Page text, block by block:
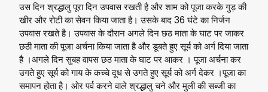
उस दिन श्रद्धालु पूरा दिन उपवास रखती है और शाम को पूजा करके गुड़ की
खीर और रोटी का सेवन किया जाता है। उसके बाद 36 घंटे का निर्जन
उपवास रखते है। उपवास के दौरान अगले दिन छठ माता के घाट पर जाकर
छठी माता की पूजा अर्चना किया जाता है और डूबते हुए सूर्य को अर्ग दिया जाता
है ।अगले दिन सुबह वापस छठ माता के घाट पर आकर । पूजा अर्चना कर
उगते हुए सूर्य को गाय के कच्चे दूध से उगते हुए सूर्य को अर्ग देकर ।पूजा का
समापन होता है। ओर पर्व करने वाले श्रद्धालु चने और मुली की सब्जी का